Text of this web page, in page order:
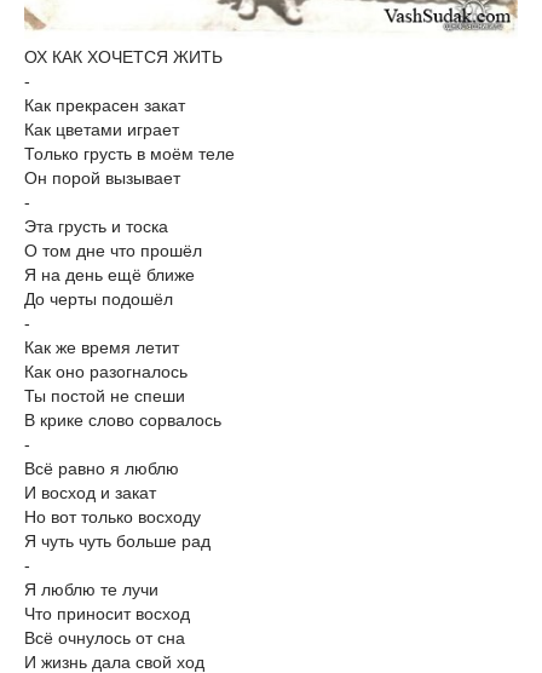
ОХ КАК ХОЧЕТСЯ ЖИТЬ
-
Как прекрасен закат
Как цветами играет
Только грусть в моём теле
Он порой вызывает
-
Эта грусть и тоска
О том дне что прошёл
Я на день ещё ближе
До черты подошёл
-
Как же время летит
Как оно разогналось
Ты постой не спеши
В крике слово сорвалось
-
Всё равно я люблю
И восход и закат
Но вот только восходу
Я чуть чуть больше рад
-
Я люблю те лучи
Что приносит восход
Всё очнулось от сна
И жизнь дала свой ход